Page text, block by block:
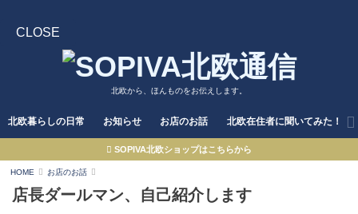
CLOSE
北欧から、ほんものをお伝えします。
北欧暮らしの日常 お知らせ お店のお話 北欧在住者に聞いてみた！
SOPIVA北欧ショップはこちらから
HOME お店のお話
店長ダールマン、自己紹介します